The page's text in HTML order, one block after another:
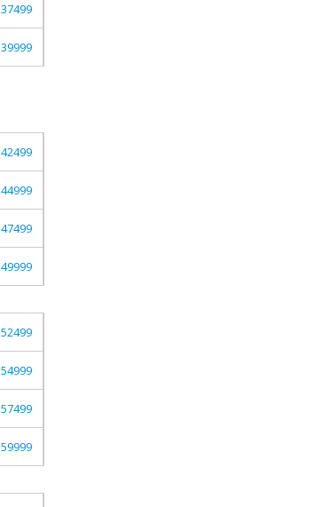
37499
39999
42499
44999
47499
49999
52499
54999
57499
59999